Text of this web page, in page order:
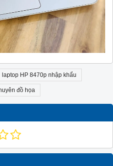
laptop HP 8470p nhập khẩu
đồ họa